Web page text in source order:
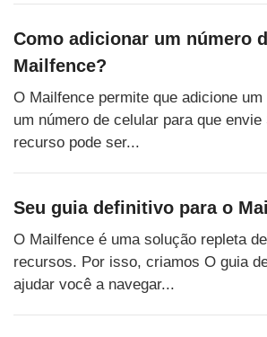
Como adicionar um número
Mailfence?
O Mailfence permite que adicione
um número de celular para que
recurso pode ser...
Seu guia definitivo para o
O Mailfence é uma solução repleta
recursos. Por isso, criamos O guia
ajudar você a navegar...